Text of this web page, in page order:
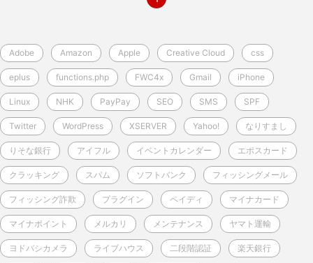
Adobe Amazon Apple Creative Cloud css
eplus functions.php FWC4x Gmail iPhone
Linux NHK PayPay SEO SMS SPF
Twitter WordPress XSERVER Yahoo! なりすまし
りそな銀行 アイフル イベントカレンダー エポスカード
クラッキング スパム ソフトバンク フィッシングメール
フィッシング詐欺 プラグイン ペイディ マイナカード
マイナポイント メルカリ メンテナンス ヤマト運輸
ヨドバシカメラ ライブハウス 二段階認証 楽天銀行